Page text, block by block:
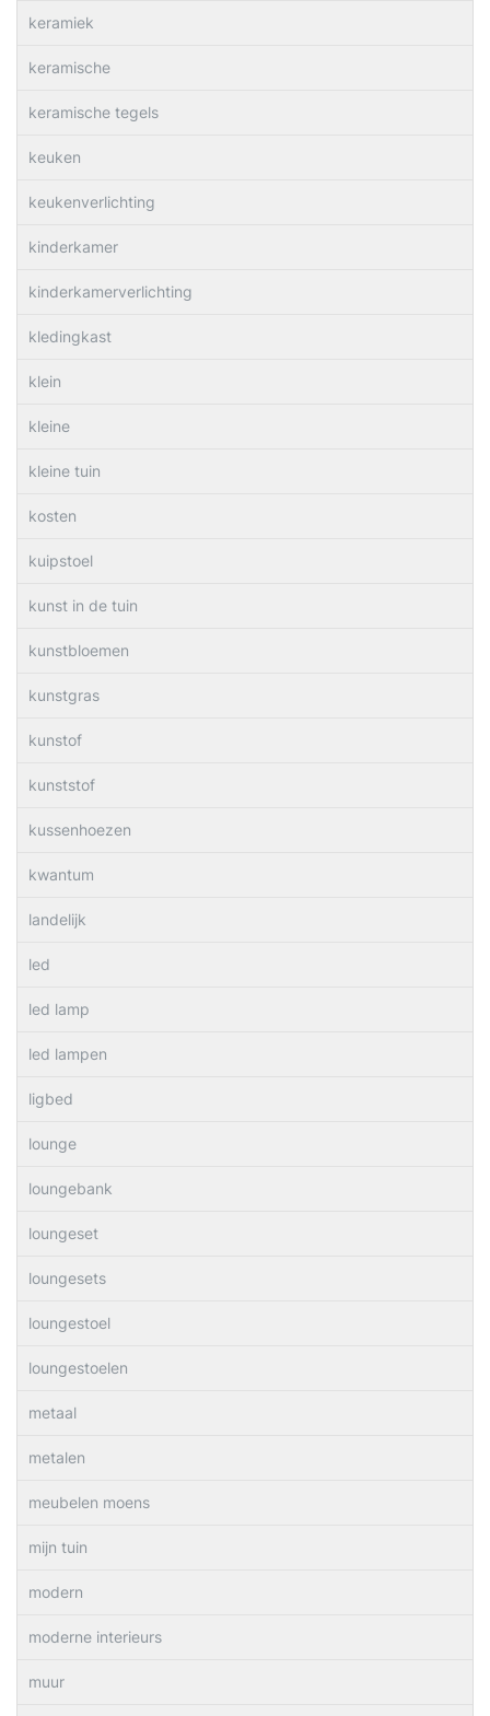
keramiek
keramische
keramische tegels
keuken
keukenverlichting
kinderkamer
kinderkamerverlichting
kledingkast
klein
kleine
kleine tuin
kosten
kuipstoel
kunst in de tuin
kunstbloemen
kunstgras
kunstof
kunststof
kussenhoezen
kwantum
landelijk
led
led lamp
led lampen
ligbed
lounge
loungebank
loungeset
loungesets
loungestoel
loungestoelen
metaal
metalen
meubelen moens
mijn tuin
modern
moderne interieurs
muur